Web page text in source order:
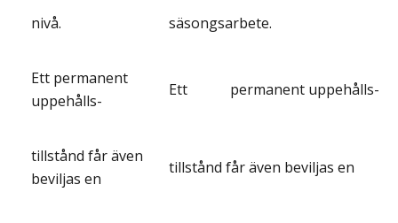
nivå. säsongsarbete.
Ett permanent
uppehålls-
Ett permanent uppehålls-
tillstånd får även
beviljas en
tillstånd får även beviljas en